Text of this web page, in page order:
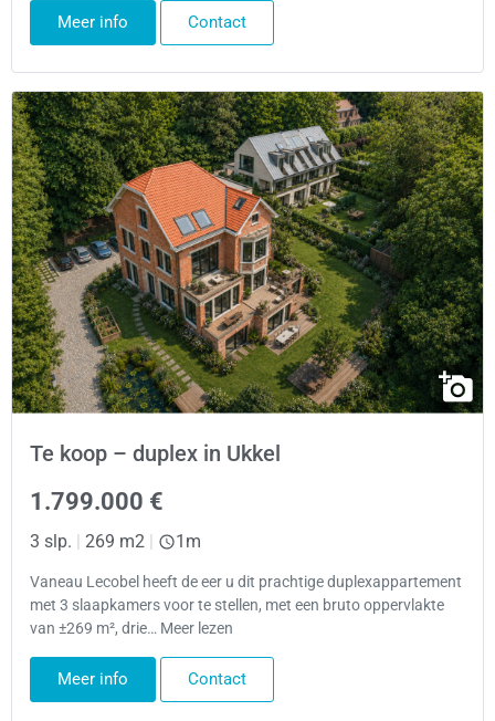
Meer info Contact
Te koop – duplex in Ukkel
1.799.000 €
3 slp. | 269 m2 | 1m
Vaneau Lecobel heeft de eer u dit prachtige duplexappartement
met 3 slaapkamers voor te stellen, met een bruto oppervlakte
van ±269 m², drie… Meer lezen
Meer info Contact